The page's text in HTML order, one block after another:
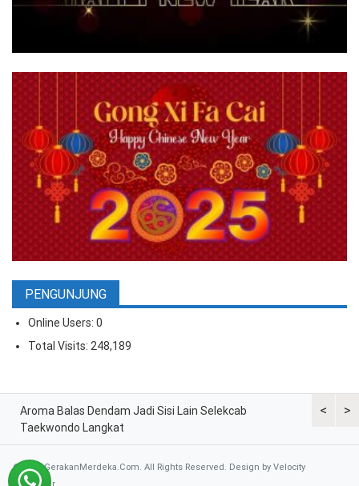
PENGUNJUNG
Online Users: 0
Total Visits: 248,189
<
Aroma Balas Dendam Jadi Sisi Lain Selekcab
Taekwondo Langkat
>
© 2026 GerakanMerdeka.Com. All Rights Reserved. Design by Velocity
Developer.